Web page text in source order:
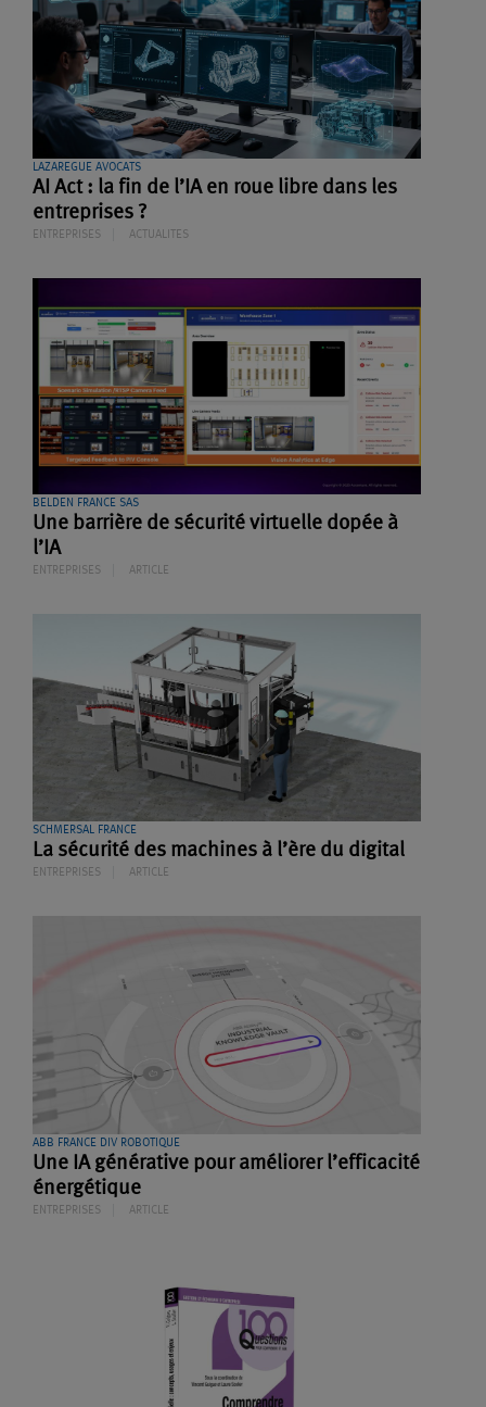
LAZAREGUE AVOCATS
AI Act : la fin de l’IA en roue libre dans les
entreprises ?
ENTREPRISES ACTUALITES
BELDEN FRANCE SAS
Une barrière de sécurité virtuelle dopée à
l’IA
ENTREPRISES ARTICLE
SCHMERSAL FRANCE
La sécurité des machines à l’ère du digital
ENTREPRISES ARTICLE
ABB FRANCE DIV ROBOTIQUE
Une IA générative pour améliorer l’efficacité
énergétique
ENTREPRISES ARTICLE